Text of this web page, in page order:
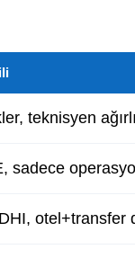
teknisyen
sadece
otel+transfer